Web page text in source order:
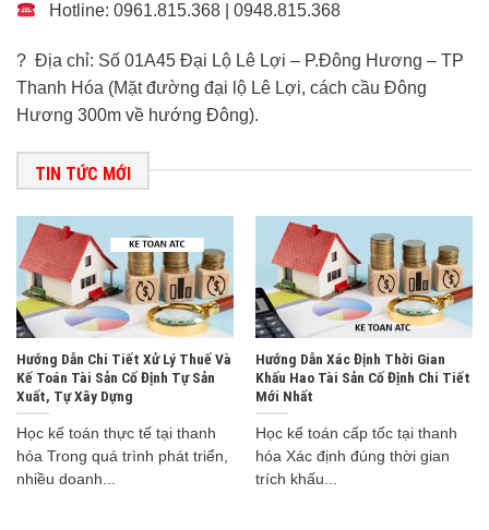
Hotline: 0961.815.368 | 0948.815.368
? Địa chỉ: Số 01A45 Đại Lộ Lê Lợi – P.Đông Hương – TP
Thanh Hóa (Mặt đường đại lộ Lê Lợi, cách cầu Đông
Hương 300m về hướng Đông).
TIN TỨC MỚI
Hướng Dẫn Chi Tiết Xử Lý Thuế Và
Kế Toán Tài Sản Cố Định Tự Sản
Xuất, Tự Xây Dựng
Học kế toán thực tế tại thanh
hóa Trong quá trình phát triển,
nhiều doanh...
Hướng Dẫn Xác Định Thời Gian
Khấu Hao Tài Sản Cố Định Chi Tiết
Mới Nhất
Học kế toán cấp tốc tại thanh
hóa Xác định đúng thời gian
trích khấu...